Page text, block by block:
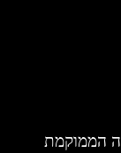
הממוקמת